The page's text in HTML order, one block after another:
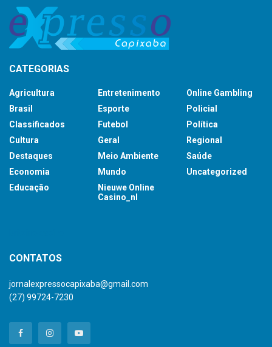
CATEGORIAS
Agricultura
Brasil
Classificados
Cultura
Destaques
Economia
Educação
Entretenimento
Esporte
Futebol
Geral
Meio Ambiente
Mundo
Nieuwe Online
Casino_nl
Online Gambling
Policial
Política
Regional
Saúde
Uncategorized
CONTATOS
jornalexpressocapixaba@gmail.com
(27) 99724-7230